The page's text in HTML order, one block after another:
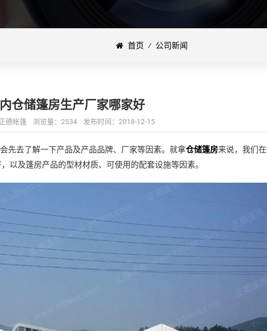
首页 ⁄ 公司新闻
仓储篷房生产厂家哪家好
德帐篷 浏览量：2534 发布时间：2018-12-15
先去了解一下产品及产品品牌、厂家等因素。就拿仓储篷房来说，我们
以及篷房产品的型材材质、可使用的配套设施等因素。